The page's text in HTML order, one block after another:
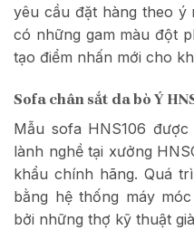
yêu cầu đặt hàng theo ý
có những gam màu đột
tạo điểm nhấn mới cho
Sofa chân sắt da bò Ý
Mẫu sofa HNS106
lành nghề tại xưởng
khẩu chính hãng. Quá
bằng hệ thống máy
bởi những thợ kỹ thuật